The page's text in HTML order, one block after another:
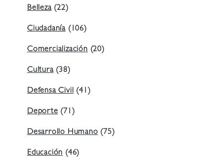
Belleza(22)
Ciudadanía (106)
Comercialización (20)
Cultura(38)
Defensa Civil (41)
Deporte (71)
Desarrollo Humano (75)
Educación (46)